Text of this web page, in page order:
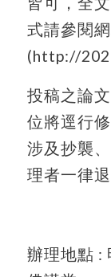
式請參閱
(http://
投稿之論
位將逕行
涉及抄襲
理者一律退
辦理地點 :